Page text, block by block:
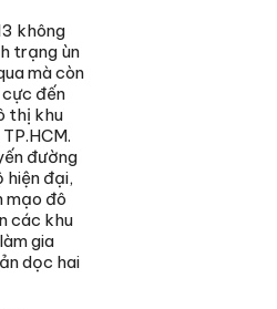
không
trạng ùn
mà còn
đến
thị khu
đường
đại,
mạo đô
các khu
gia
dọc hai